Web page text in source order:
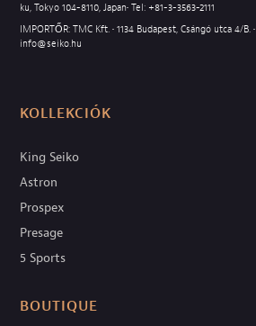
ku, Tokyo 104-8110, Japan• Tel: +81-3-3563-2111
IMPORTŐR: TMC Kft. • 1134 Budapest, Csángó utca 4/B. •
info@seiko.hu
KOLLEKCIÓK
King Seiko
Astron
Prospex
Presage
5 Sports
BOUTIQUE